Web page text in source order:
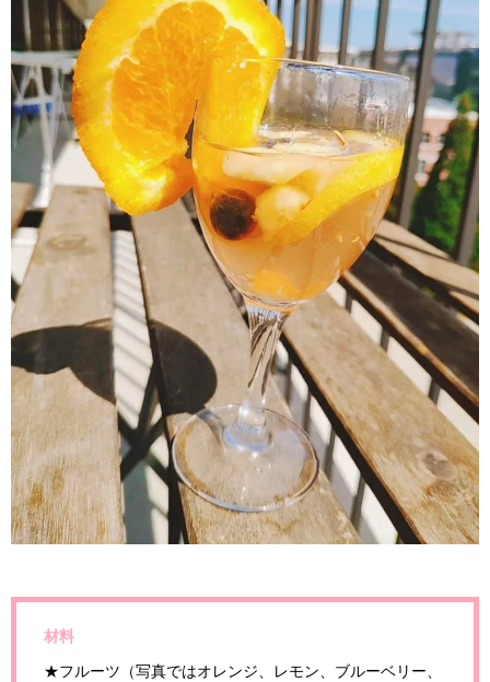
材料
★フルーツ（写真ではオレンジ、レモン、ブルーベリー、